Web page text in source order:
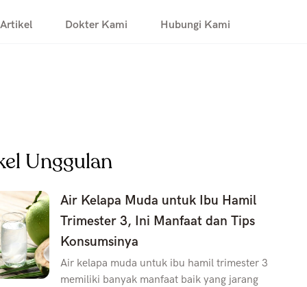
Artikel Dokter Kami Hubungi Kami
Unggulan
Air Kelapa Muda untuk Ibu Hamil
Trimester 3, Ini Manfaat dan Tips
Konsumsinya
Air kelapa muda untuk ibu hamil trimester 3
memiliki banyak manfaat baik yang jarang